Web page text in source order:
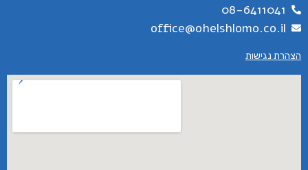
08-6411041
office@ohelshlomo.co.il
הצהרת נגישות